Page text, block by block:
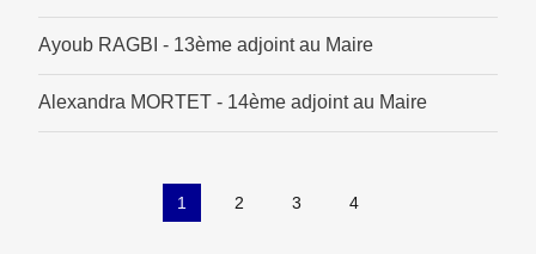
Ayoub RAGBI - 13ème adjoint au Maire
Alexandra MORTET - 14ème adjoint au Maire
1 2 3 4